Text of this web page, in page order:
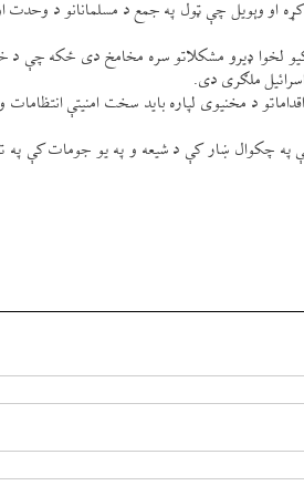
او وېويل چې ټول په جمع د مسلمانانو د
لخوا ډيرو مشكلاتو سره مخامخ دی ځكه چې د
ملګری دی.
د مخنيوی لپاره بايد سخت امنيتې
چكوال ښار كې د شيعه و په يو جومات كې په